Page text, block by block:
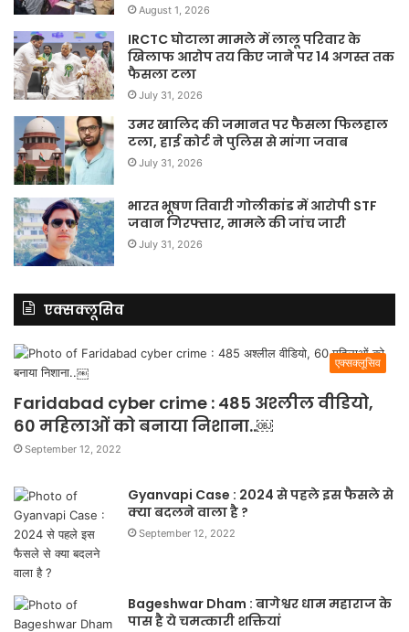
August 1, 2026
IRCTC घोटाला मामले में लालू परिवार के
खिलाफ आरोप तय किए जाने पर 14 अगस्त तक
फैसला टला
July 31, 2026
उमर खालिद की जमानत पर फैसला फिलहाल
टला, हाई कोर्ट ने पुलिस से मांगा जवाब
July 31, 2026
भारत भूषण तिवारी गोलीकांड में आरोपी STF
जवान गिरफ्तार, मामले की जांच जारी
July 31, 2026
एक्सक्लूसिव
एक्सक्लूसिव
Faridabad cyber crime : 485 अश्लील वीडियो,
60 महिलाओं को बनाया निशाना..￼
September 12, 2022
Gyanvapi Case : 2024 से पहले इस फैसले से
क्या बदलने वाला है ?
September 12, 2022
Bageshwar Dham : बागेश्वर धाम महाराज के
पास है ये चमत्कारी शक्तियां